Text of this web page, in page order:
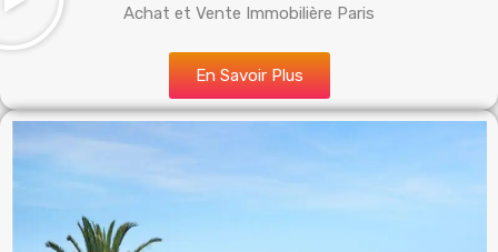
En Savoir Plus